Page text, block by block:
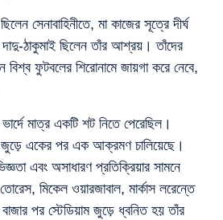
সেনাবাহিনীতে, মা কাজের সূত্রে দীর্ঘ
ঠাকুমাই ছিলেন তাঁর আশ্রয়। তাঁদের
ফুটবলের শিরোনামে জায়গা করে নেবে,
মাত্র একটি শট নিতে পেরেছিল।
জুড়ে একের পর এক আক্রমণ চালিয়েছে।
এবং অসাধারণ প্রতিক্রিয়ার সামনে
মিকেল ওয়ারজাবাল, মার্কাস লরেন্তে
বাজার পর স্টেডিয়াম জুড়ে ধ্বনিত হয় তাঁর